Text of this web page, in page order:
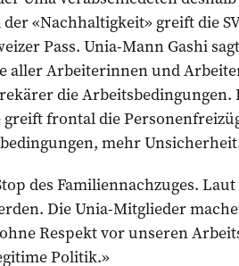
«Nachhaltigkeit» greift die
Pass. Unia-Mann Gashi
aller Arbeiterinnen und
die Arbeitsbedingungen.
frontal die
mehr
des Familiennachzuges.
Die Unia-Mitglieder
Respekt vor unseren
Politik.»